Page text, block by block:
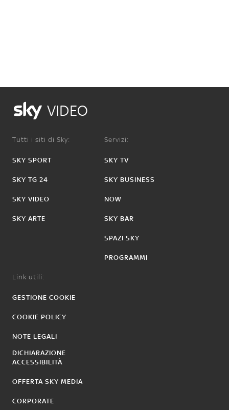
VIDEO
Tutti i siti di Sky:
SKY SPORT
SKY TG 24
SKY VIDEO
SKY ARTE
Servizi:
SKY TV
SKY BUSINESS
NOW
SKY BAR
SPAZI SKY
PROGRAMMI
Link utili:
GESTIONE COOKIE
COOKIE POLICY
NOTE LEGALI
DICHIARAZIONE
ACCESSIBILITÀ
OFFERTA SKY MEDIA
CORPORATE